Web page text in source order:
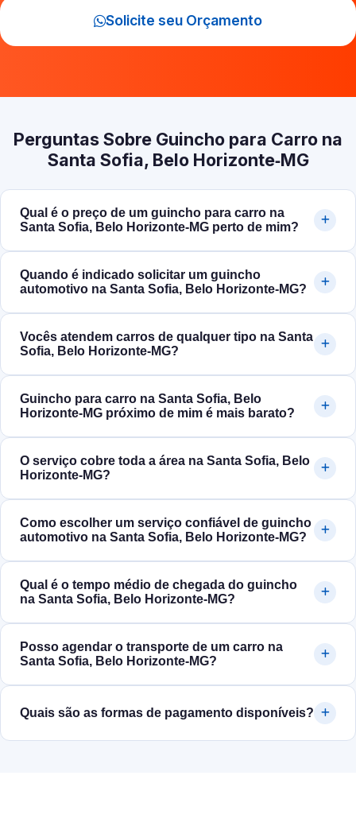
Solicite seu Orçamento
Perguntas Sobre Guincho para Carro na
Santa Sofia, Belo Horizonte‑MG
Qual é o preço de um guincho para carro na
Santa Sofia, Belo Horizonte‑MG perto de mim?
Quando é indicado solicitar um guincho
automotivo na Santa Sofia, Belo Horizonte‑MG?
Vocês atendem carros de qualquer tipo na Santa
Sofia, Belo Horizonte‑MG?
Guincho para carro na Santa Sofia, Belo
Horizonte‑MG próximo de mim é mais barato?
O serviço cobre toda a área na Santa Sofia, Belo
Horizonte‑MG?
Como escolher um serviço confiável de guincho
automotivo na Santa Sofia, Belo Horizonte‑MG?
Qual é o tempo médio de chegada do guincho
na Santa Sofia, Belo Horizonte‑MG?
Posso agendar o transporte de um carro na
Santa Sofia, Belo Horizonte‑MG?
Quais são as formas de pagamento disponíveis?